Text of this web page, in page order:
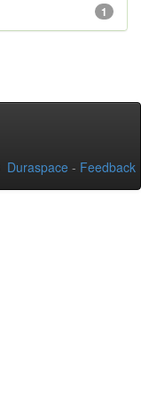
1
Duraspace - Feedback